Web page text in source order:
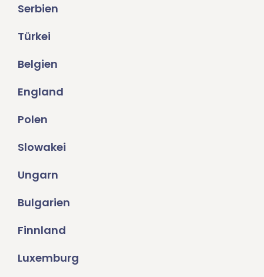
Serbien
Türkei
Belgien
England
Polen
Slowakei
Ungarn
Bulgarien
Finnland
Luxemburg